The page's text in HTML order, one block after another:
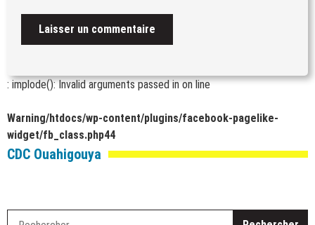
: implode(): Invalid arguments passed inon line
Warning/htdocs/wp-content/plugins/facebook-pagelike-
widget/fb_class.php44
CDC Ouahigouya